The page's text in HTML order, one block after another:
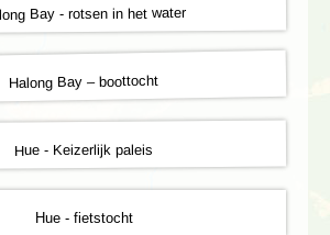
Bay - rotsen in het water
Halong Bay – boottocht
Hue - Keizerlijk paleis
Hue - fietstocht